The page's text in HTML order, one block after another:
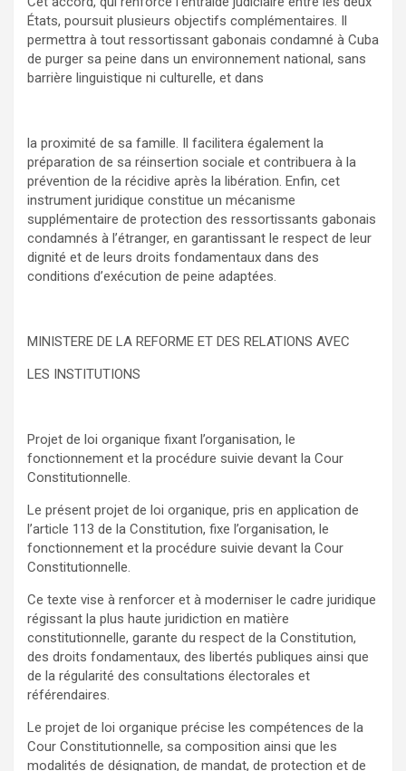
États, poursuit plusieurs objectifs complémentaires. Il
permettra à tout ressortissant gabonais condamné à Cuba
de purger sa peine dans un environnement national, sans
barrière linguistique ni culturelle, et dans
la proximité de sa famille. Il facilitera également la
préparation de sa réinsertion sociale et contribuera à la
prévention de la récidive après la libération. Enfin, cet
instrument juridique constitue un mécanisme
supplémentaire de protection des ressortissants gabonais
condamnés à l’étranger, en garantissant le respect de leur
dignité et de leurs droits fondamentaux dans des
conditions d’exécution de peine adaptées.
MINISTERE DE LA REFORME ET DES RELATIONS AVEC
LES INSTITUTIONS
Projet de loi organique fixant l’organisation, le
fonctionnement et la procédure suivie devant la Cour
Constitutionnelle.
Le présent projet de loi organique, pris en application de
l’article 113 de la Constitution, fixe l’organisation, le
fonctionnement et la procédure suivie devant la Cour
Constitutionnelle.
Ce texte vise à renforcer et à moderniser le cadre juridique
régissant la plus haute juridiction en matière
constitutionnelle, garante du respect de la Constitution,
des droits fondamentaux, des libertés publiques ainsi que
de la régularité des consultations électorales et
référendaires.
Le projet de loi organique précise les compétences de la
Cour Constitutionnelle, sa composition ainsi que les
modalités de désignation, de mandat, de protection et de